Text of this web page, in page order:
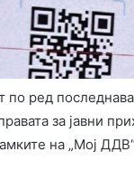
по ред
за јавни
на „Мој